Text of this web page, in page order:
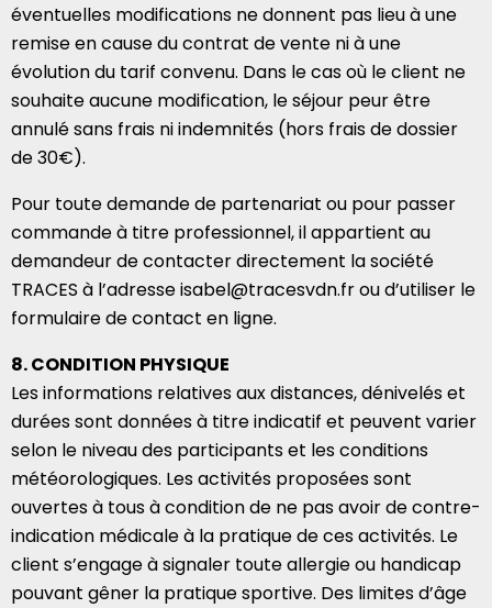
éventuelles modifications ne donnent pas lieu à une
remise en cause du contrat de vente ni à une
évolution du tarif convenu. Dans le cas où le client ne
souhaite aucune modification, le séjour peur être
annulé sans frais ni indemnités (hors frais de dossier
de 30€).
Pour toute demande de partenariat ou pour passer
commande à titre professionnel, il appartient au
demandeur de contacter directement la société
TRACES à l’adresse isabel@tracesvdn.fr ou d’utiliser le
formulaire de contact en ligne.
8. CONDITION PHYSIQUE
Les informations relatives aux distances, dénivelés et
durées sont données à titre indicatif et peuvent varier
selon le niveau des participants et les conditions
météorologiques. Les activités proposées sont
ouvertes à tous à condition de ne pas avoir de contre-
indication médicale à la pratique de ces activités. Le
client s’engage à signaler toute allergie ou handicap
pouvant gêner la pratique sportive. Des limites d’âge